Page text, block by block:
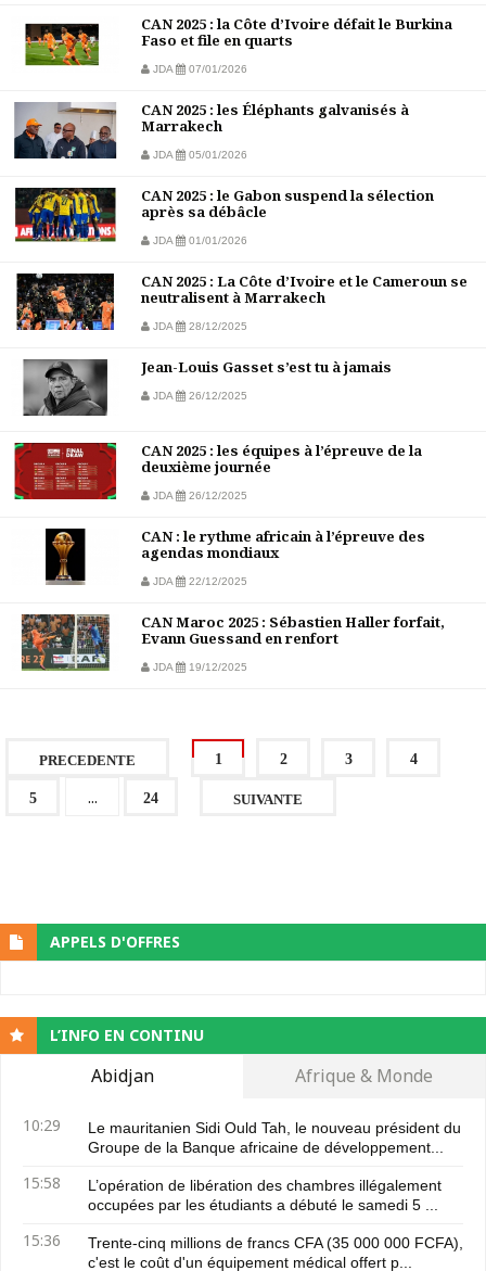
CAN 2025 : la Côte d’Ivoire défait le Burkina
Faso et file en quarts
JDA 07/01/2026
CAN 2025 : les Éléphants galvanisés à
Marrakech
JDA 05/01/2026
CAN 2025 : le Gabon suspend la sélection
après sa débâcle
JDA 01/01/2026
CAN 2025 : La Côte d’Ivoire et le Cameroun se
neutralisent à Marrakech
JDA 28/12/2025
Jean-Louis Gasset s’est tu à jamais
JDA 26/12/2025
CAN 2025 : les équipes à l’épreuve de la
deuxième journée
JDA 26/12/2025
CAN : le rythme africain à l’épreuve des
agendas mondiaux
JDA 22/12/2025
CAN Maroc 2025 : Sébastien Haller forfait,
Evann Guessand en renfort
JDA 19/12/2025
PRECEDENTE 1 2 3 4
5 ... 24 SUIVANTE
APPELS D'OFFRES
L’INFO EN CONTINU
Abidjan Afrique & Monde
10:29
Le mauritanien Sidi Ould Tah, le nouveau président du
Groupe de la Banque africaine de développement...
15:58
L’opération de libération des chambres illégalement
occupées par les étudiants a débuté le samedi 5 ...
15:36
Trente-cinq millions de francs CFA (35 000 000 FCFA),
c'est le coût d'un équipement médical offert p...